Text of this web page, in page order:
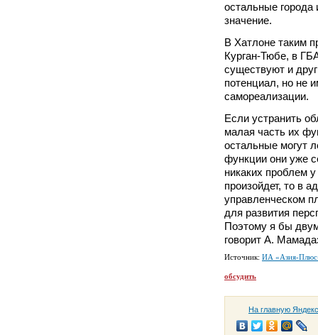
остальные города
значение.
В Хатлоне таким
Курган-Тюбе, в
существуют и
потенциал, но не
самореализации.
Если устранить
малая часть их
остальные могут
функции они уже
никаких проблем
произойдет, то в
управленческом
для развития
Поэтому я бы
говорит А.
Источник: ИА «Азия-
обсудить
На главную